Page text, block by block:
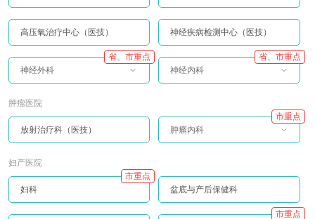
高压氧治疗中心（医技） 神经疾病检测中心（医技）
神经外科
省、市重点
神经内科
省、市重点
肿瘤医院
放射治疗科（医技） 肿瘤内科
市重点
妇产医院
妇科
市重点
盆底与产后保健科
市重点